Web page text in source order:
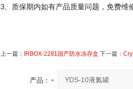
3 、质保期内如有产品质量问题，免费维
上一篇： IRBOX-2281国产防水冻存盒 下一篇：
产品：